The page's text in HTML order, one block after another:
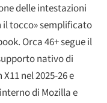
delle intestazioni
il tocco» semplificato
Orca 46+ segue il
nativo di
nel 2025-26 e
di Mozilla e